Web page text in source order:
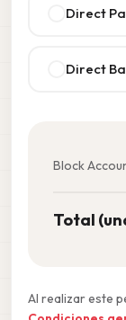
Direct
Direct
Block
Total
Al realizar este